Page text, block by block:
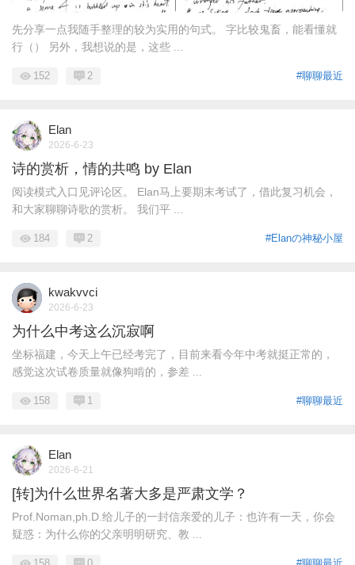
先分享一点我随手整理的较为实用的句式。 字比较鬼畜，能看懂就
行（） 另外，我想说的是，这些 ...
#聊聊最近
152 2
Elan
2026-6-23
诗的赏析，情的共鸣 by Elan
阅读模式入口见评论区。 Elan马上要期末考试了，借此复习机会，
和大家聊聊诗歌的赏析。 我们平 ...
#Elanの神秘小屋
184 2
kwakvvci
2026-6-23
为什么中考这么沉寂啊
坐标福建，今天上午已经考完了，目前来看今年中考就挺正常的，
感觉这次试卷质量就像狗啃的，参差 ...
#聊聊最近
158 1
Elan
2026-6-21
[转]为什么世界名著大多是严肃文学？
Prof.Noman,ph.D.给儿子的一封信亲爱的儿子：也许有一天，你会
疑惑：为什么你的父亲明明研究、教 ...